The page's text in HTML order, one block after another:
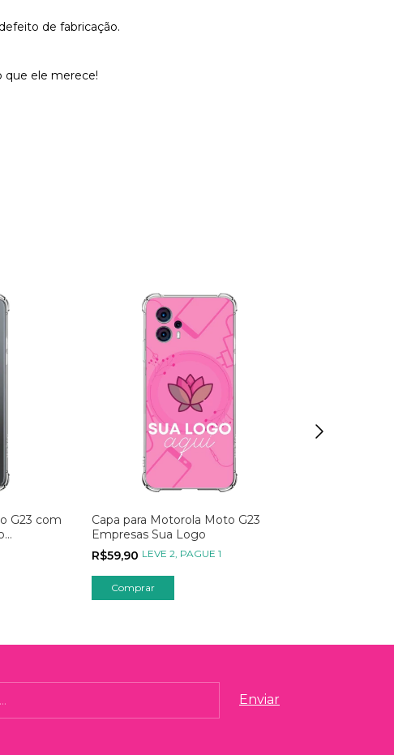
de fabricação.
que ele merece!
G23 com
Capa para Motorola Moto G23
Empresas Sua Logo
R$59,90 LEVE 2, PAGUE 1
Comprar